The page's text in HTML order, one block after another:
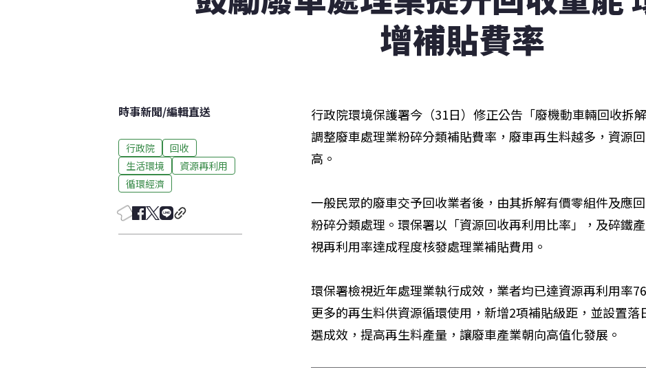
增補貼費率
時事新聞/編輯直送
行政院
回收
生活環境
資源再利用
循環經濟
行政院環境保護署今（31日）修正公告「廢機動車輛回收拆
調整廢車處理業粉碎分類補貼費率，廢車再生料越多，資源
高。
一般民眾的廢車交予回收業者後，由其拆解有價零組件及應
粉碎分類處理。環保署以「資源回收再利用比率」，及碎鐵
視再利用率達成程度核發處理業補貼費用。
環保署檢視近年處理業執行成效，業者均已達資源再利用率
更多的再生料供資源循環使用，新增2項補貼級距，並設置
選成效，提高再生料產量，讓廢車產業朝向高值化發展。